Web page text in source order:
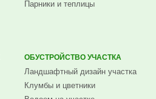
Парники и теплицы
ОБУСТРОЙСТВО УЧАСТКА
Ландшафтный дизайн участка
Клумбы и цветники